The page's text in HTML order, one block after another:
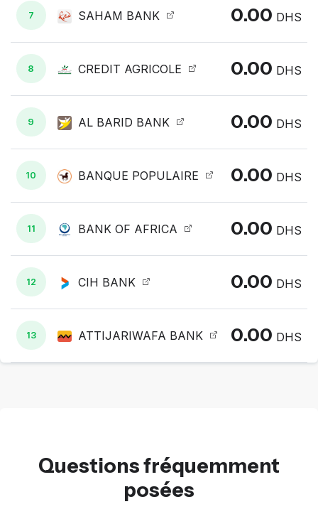
7 SAHAM BANK 0.00 DHS
8 CREDIT AGRICOLE 0.00 DHS
9 AL BARID BANK 0.00 DHS
10 BANQUE POPULAIRE 0.00 DHS
11 BANK OF AFRICA 0.00 DHS
12 CIH BANK 0.00 DHS
13 ATTIJARIWAFA BANK 0.00 DHS
Questions fréquemment
posées